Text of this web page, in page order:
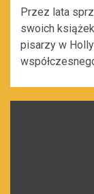
Przez lata
swoich
pisarzy w